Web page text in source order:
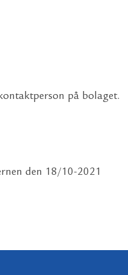
på bolaget.
den 18/10-2021